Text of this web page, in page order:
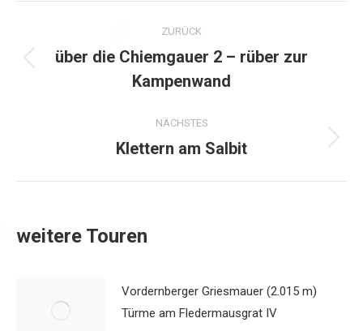
Kommentarnavigation
ZURÜCK
Vorheriger
Beitrag:
über die Chiemgauer 2 – rüber zur
Kampenwand
NÄCHSTES
Nächster
Klettern am Salbit
weitere Touren
Vordernberger Griesmauer (2.015 m)
Türme am Fledermausgrat IV